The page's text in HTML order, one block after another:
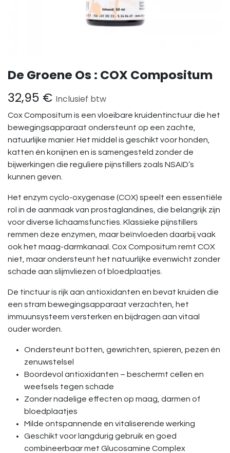
De Groene Os : COX Compositum
32,95 € Inclusief btw
Cox Compositum is een vloeibare kruidentinctuur die het
bewegingsapparaat ondersteunt op een zachte,
natuurlijke manier. Het middel is geschikt voor honden,
katten én konijnen en is samengesteld zonder de
bijwerkingen die reguliere pijnstillers zoals NSAID’s
kunnen geven.
Het enzym cyclo-oxygenase (COX) speelt een essentiële
rol in de aanmaak van prostaglandines, die belangrijk zijn
voor diverse lichaamsfuncties. Klassieke pijnstillers
remmen deze enzymen, maar beïnvloeden daarbij vaak
ook het maag-darmkanaal. Cox Compositum remt COX
niet, maar ondersteunt het natuurlijke evenwicht zonder
schade aan slijmvliezen of bloedplaatjes.
De tinctuur is rijk aan antioxidanten en bevat kruiden die
een stram bewegingsapparaat verzachten, het
immuunsysteem versterken en bijdragen aan vitaal
ouder worden.
Ondersteunt botten, gewrichten, spieren, pezen én
zenuwstelsel
Boordevol antioxidanten – beschermt cellen en
weefsels tegen schade
Zonder nadelige effecten op maag, darmen of
bloedplaatjes
Milde ontspannende en vitaliserende werking
Geschikt voor langdurig gebruik en goed
combineerbaar met Glucosamine Complex